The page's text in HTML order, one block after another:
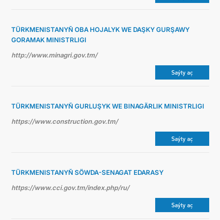
TÜRKMENISTANYŇ OBA HOJALYK WE DAŞKY GURŞAWY
GORAMAK MINISTRLIGI
http://www.minagri.gov.tm/
Saýty aç
TÜRKMENISTANYŇ GURLUŞYK WE BINAGÄRLIK MINISTRLIGI
https://www.construction.gov.tm/
Saýty aç
TÜRKMENISTANYŇ SÖWDA-SENAGAT EDARASY
https://www.cci.gov.tm/index.php/ru/
Saýty aç